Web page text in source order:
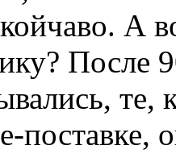
А
После
те,
поставке,